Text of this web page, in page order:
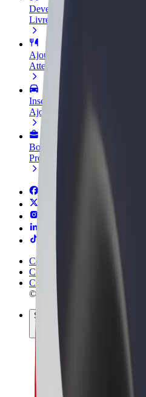
Devenir livreur
Livrez des repas et générez
Ajouter un restaurant ou un
Atteignez plus de clients et
Inscrivez-vous en tant que
Ajoutez votre flotte sur Bolt
Bolt for Business
Produits et services Bolt
Conditions générales
Confidentialité
Cookies
© 2026 Bolt Technology OÜ
Services
Trajets
Trottinettes électriques
Bolt Market